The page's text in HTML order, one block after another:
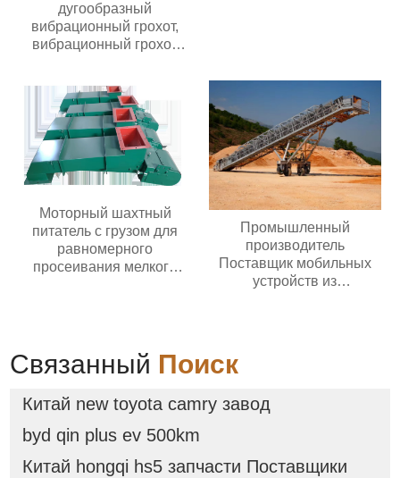
дугообразный
вибрационный грохот,
вибрационный грохот
Моторный шахтный
питатель с грузом для
равномерного
просеивания мелкого
Промышленный
производитель
Поставщик мобильных
устройств из
регулятор скорости,
пластиковый конвейер
Связанный Поиск
Китай new toyota camry завод
byd qin plus ev 500km
Китай hongqi hs5 запчасти Поставщики